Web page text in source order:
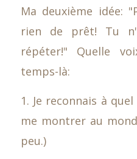
Ma deuxième idée:
rien de prêt! Tu
répéter!" Quelle
temps-là:
1. Je reconnais à
me montrer au
peu.)